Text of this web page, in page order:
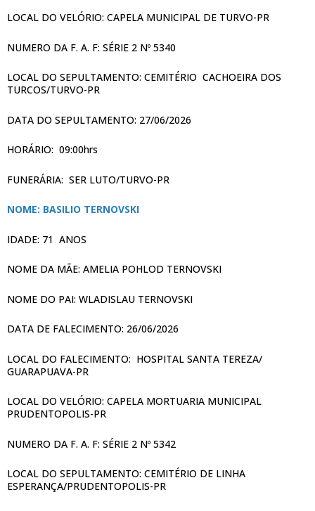
LOCAL DO VELÓRIO: CAPELA MUNICIPAL DE TURVO-PR
NUMERO DA F. A. F: SÉRIE 2 Nº 5340
LOCAL DO SEPULTAMENTO: CEMITÉRIO CACHOEIRA DOS
TURCOS/TURVO-PR
DATA DO SEPULTAMENTO: 27/06/2026
HORÁRIO: 09:00hrs
FUNERÁRIA: SER LUTO/TURVO-PR
NOME: BASILIO TERNOVSKI
IDADE: 71 ANOS
NOME DA MÃE: AMELIA POHLOD TERNOVSKI
NOME DO PAI: WLADISLAU TERNOVSKI
DATA DE FALECIMENTO: 26/06/2026
LOCAL DO FALECIMENTO: HOSPITAL SANTA TEREZA/
GUARAPUAVA-PR
LOCAL DO VELÓRIO: CAPELA MORTUARIA MUNICIPAL
PRUDENTOPOLIS-PR
NUMERO DA F. A. F: SÉRIE 2 Nº 5342
LOCAL DO SEPULTAMENTO: CEMITÉRIO DE LINHA
ESPERANÇA/PRUDENTOPOLIS-PR